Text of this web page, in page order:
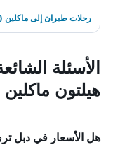
رحلات طيران إلى ماكلين
الأسئلة
هيلتون
هل الأسعار في دبل